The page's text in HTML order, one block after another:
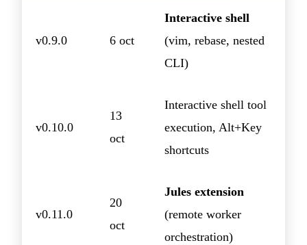
v0.9.0 6 oct
Interactive shell
(vim, rebase, nested
CLI)
v0.10.0
13
oct
Interactive shell tool
execution, Alt+Key
shortcuts
v0.11.0
20
oct
Jules extension
(remote worker
orchestration)